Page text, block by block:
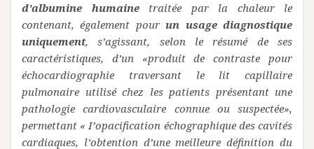
d’albumine humaine traitée par la chaleur le
contenant, également pour un usage diagnostique
uniquement, s’agissant, selon le résumé de ses
caractéristiques, d’un «produit de contraste pour
échocardiographie traversant le lit capillaire
pulmonaire utilisé chez les patients présentant une
pathologie cardiovasculaire connue ou suspectée»,
permettant « I’opacification échographique des cavités
cardiaques, l’obtention d’une meilleure définition du